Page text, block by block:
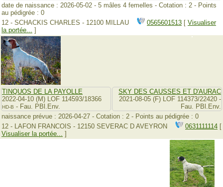
date de naissance : 2026-05-02 - 5 mâles 4 femelles - Cotation : 2 - Points
au pédigrée : 0
12 - SCHACKIS CHARLES - 12100 MILLAU
0565601513 [ Visualiser
la portée... ]
TINQUOS DE LA PAYOLLE
2022-04-10 (M) LOF 114593/18366
HD-B - Fau. PBl.Env.
SKY DES CAUSSES ET D'AURAC
2021-08-05 (F) LOF 114373/22420 -
Fau. PBl.Env.
naissance prévue : 2026-04-27 - Cotation : 2 - Points au pédigrée : 0
12 - LAFON FRANCOIS - 12150 SEVERAC D AVEYRON
0631111114 [
Visualiser la portée... ]